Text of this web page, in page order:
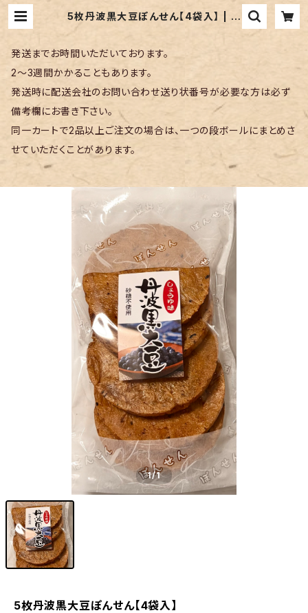
5枚丹波黒大豆ぽんせん【4袋入】 | M
発送までお時間いただいております。
2〜3週間かかることもあります。
発送時に配送会社のお問い合わせ送り状番号が必要な方は必ず
備考欄にお書き下さい。
同一カートで2品以上ご注文の場合は、一つの段ボールにまとめさ
せていただくことがあります。
1/1
5枚丹波黒大豆ぽんせん【4袋入】